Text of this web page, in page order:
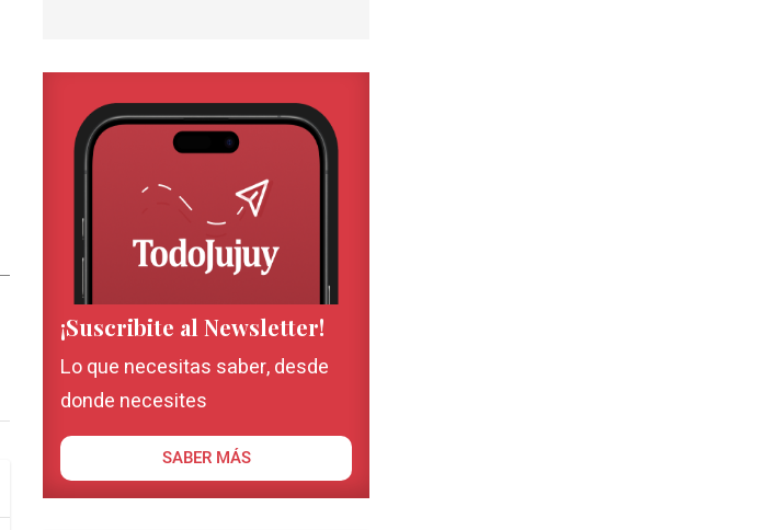
¡Suscribite al Newsletter!
Lo que necesitas saber, desde
donde necesites
SABER MÁS